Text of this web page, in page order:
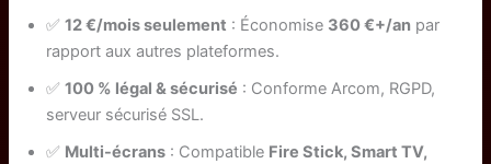
✅12 €/mois seulement : Économise 360 €+/an par
rapport aux autres plateformes.
✅100 % légal & sécurisé : Conforme Arcom, RGPD,
serveur sécurisé SSL.
✅ Multi-écrans : Compatible Fire Stick, Smart TV,